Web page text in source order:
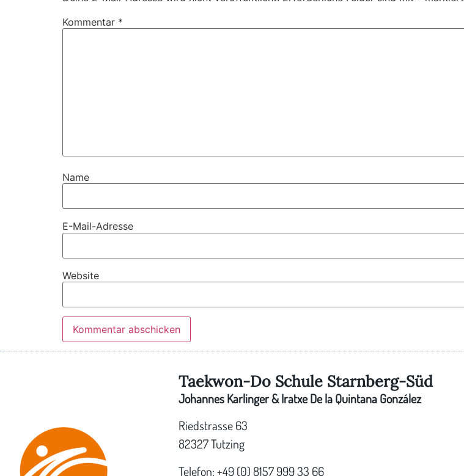
Kommentar *
Name
E-Mail-Adresse
Website
Taekwon-Do Schule Starnberg-Süd
Johannes Karlinger & Iratxe De la Quintana González
Riedstrasse 63
82327 Tutzing
Telefon: +49 (0) 8157 999 33 66